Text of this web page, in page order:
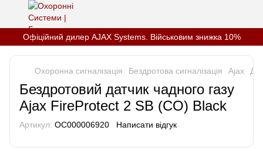
Офіційний дилер AJAX Systems. Військовим знижка 10%
Охоронна сигналізація Бездротова сигналізація Ajax
Бездротовий датчик чадного газу
Ajax FireProtect 2 SB (CO) Black
Артикул: OC000006920 Написати відгук